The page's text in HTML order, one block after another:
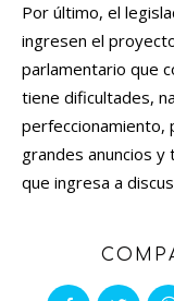
Por último, el
ingresen el
parlamentario que
tiene dificultades,
perfeccionamiento,
grandes anuncios
que ingresa a